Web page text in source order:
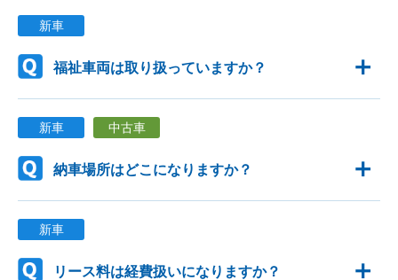
新車
福祉車両は取り扱っていますか？
新車 中古車
納車場所はどこになりますか？
新車
リース料は経費扱いになりますか？